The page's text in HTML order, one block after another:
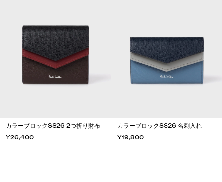
カラーブロックSS26 2つ折り財布
¥26,400
カラーブロックSS26 名刺入れ
¥19,800